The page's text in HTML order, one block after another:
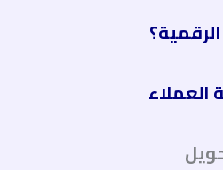
العملاء